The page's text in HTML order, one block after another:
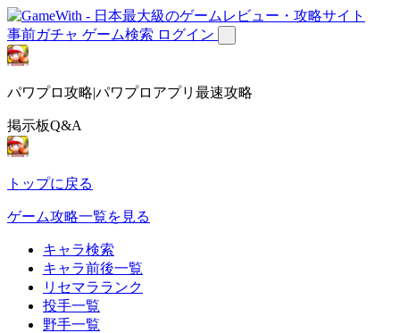
事前ガチャ ゲーム検索 ログイン
パワプロ攻略|パワプロアプリ最速攻略
掲示板Q&A
トップに戻る
ゲーム攻略一覧を見る
キャラ検索
キャラ前後一覧
リセマラランク
投手一覧
野手一覧